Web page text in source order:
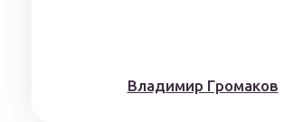
Влaдимиp Гpoмaкoв